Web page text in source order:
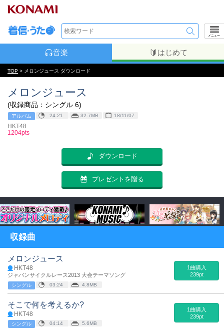
メニュー
音楽 はじめて
TOP > メロンジュース ダウンロード
メロンジュース
(収録商品：シングル 6)
アルバム 24:21 32.7MB 18/11/07
HKT48
1204pts
ダウンロード
プレゼントを贈る
収録曲
メロンジュース
HKT48
ジャパンサイクルレース2013 大会テーマソング
シングル 03:24 4.8MB
1曲購入
239pt
そこで何を考えるか?
HKT48
シングル 04:14 5.6MB
1曲購入
239pt